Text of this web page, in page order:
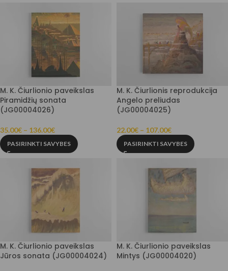
M. K. Čiurlionio paveikslas
Piramidžių sonata
(JG00004026)
35.00€ – 136.00€
PASIRINKTI SAVYBES
M. K. Čiurlionis reprodukcija
Angelo preliudas
(JG00004025)
22.00€ – 107.00€
PASIRINKTI SAVYBES
M. K. Čiurlionio paveikslas
Jūros sonata (JG00004024)
M. K. Čiurlionio paveikslas
Mintys (JG00004020)